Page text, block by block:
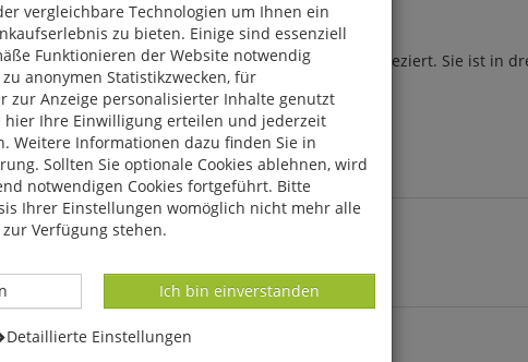
in Weiß und Gold auf schwarzem Hintergrund geziert. Sie ist in
vergleichbare Technologien um Ihnen ein
zu bieten. Einige sind essenziell
Funktionieren der Website notwendig
anonymen Statistikzwecken, für
zur Anzeige personalisierter Inhalte genutzt
hier Ihre Einwilligung erteilen und jederzeit
Weitere Informationen dazu finden Sie in
Sollten Sie optionale Cookies ablehnen, wird
notwendigen Cookies fortgeführt. Bitte
Ihrer Einstellungen womöglich nicht mehr alle
Verfügung stehen.
Datenverarbeitung -
Ich bin einverstanden
-
Datenverarbeitung -
Detaillierte Einstellungen